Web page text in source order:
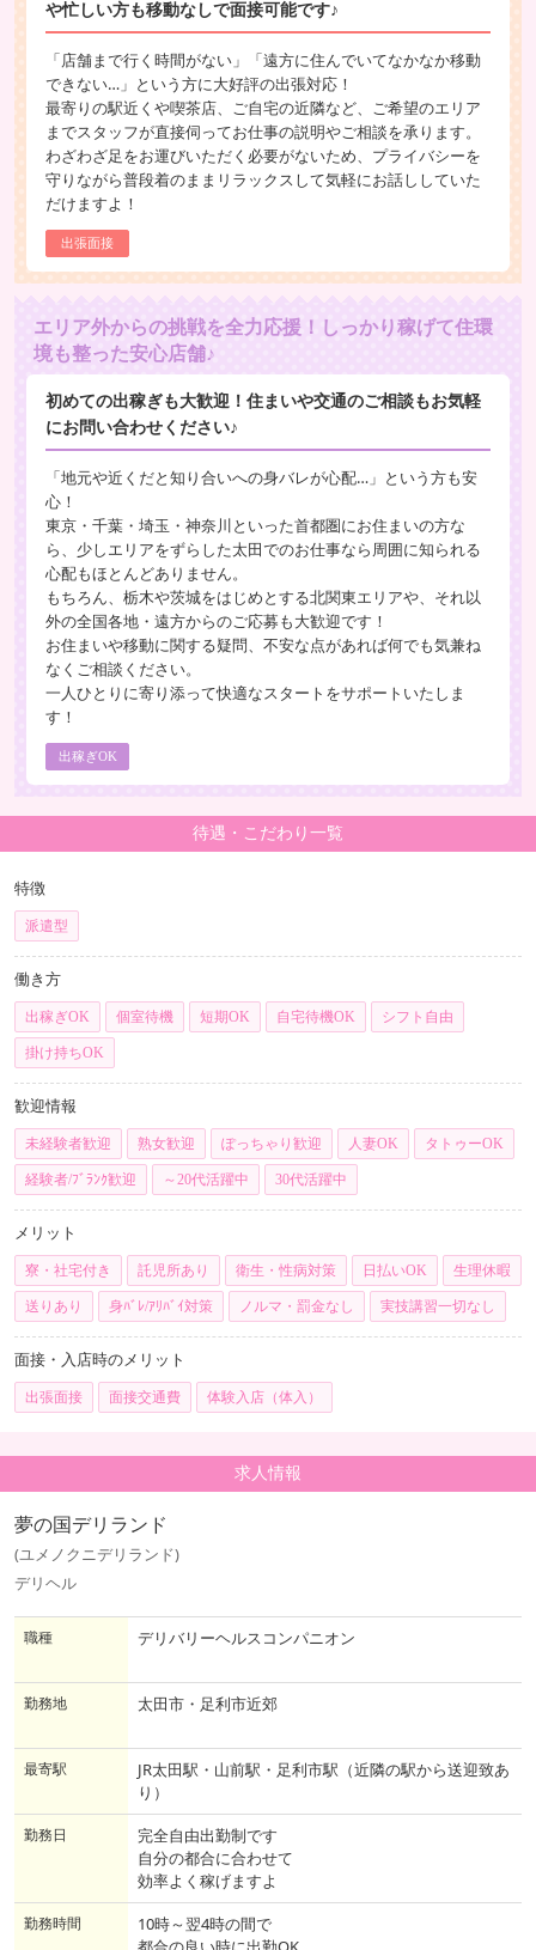
や忙しい方も移動なしで面接可能です♪
「店舗まで行く時間がない」「遠方に住んでいてなかなか移動
できない…」という方に大好評の出張対応！
最寄りの駅近くや喫茶店、ご自宅の近隣など、ご希望のエリア
までスタッフが直接伺ってお仕事の説明やご相談を承ります。
わざわざ足をお運びいただく必要がないため、プライバシーを
守りながら普段着のままリラックスして気軽にお話ししていた
だけますよ！
出張面接
エリア外からの挑戦を全力応援！しっかり稼げて住環
境も整った安心店舗♪
初めての出稼ぎも大歓迎！住まいや交通のご相談もお気軽
にお問い合わせください♪
「地元や近くだと知り合いへの身バレが心配…」という方も安
心！
東京・千葉・埼玉・神奈川といった首都圏にお住まいの方な
ら、少しエリアをずらした太田でのお仕事なら周囲に知られる
心配もほとんどありません。
もちろん、栃木や茨城をはじめとする北関東エリアや、それ以
外の全国各地・遠方からのご応募も大歓迎です！
お住まいや移動に関する疑問、不安な点があれば何でも気兼ね
なくご相談ください。
一人ひとりに寄り添って快適なスタートをサポートいたしま
す！
出稼ぎOK
待遇・こだわり一覧
特徴
派遣型
働き方
出稼ぎOK 個室待機 短期OK 自宅待機OK シフト自由
掛け持ちOK
歓迎情報
未経験者歓迎 熟女歓迎 ぽっちゃり歓迎 人妻OK タトゥーOK
経験者/ﾌﾞﾗﾝｸ歓迎 ～20代活躍中 30代活躍中
メリット
寮・社宅付き 託児所あり 衛生・性病対策 日払いOK 生理休暇
送りあり 身ﾊﾞﾚ/ｱﾘﾊﾞｲ対策 ノルマ・罰金なし 実技講習一切なし
面接・入店時のメリット
出張面接 面接交通費 体験入店（体入）
求人情報
夢の国デリランド
(ユメノクニデリランド)
デリヘル
職種 デリバリーヘルスコンパニオン
勤務地 太田市・足利市近郊
最寄駅
JR太田駅・山前駅・足利市駅（近隣の駅から送迎致あ
り）
勤務日
完全自由出勤制です
自分の都合に合わせて
効率よく稼げますよ
勤務時間
10時～翌4時の間で